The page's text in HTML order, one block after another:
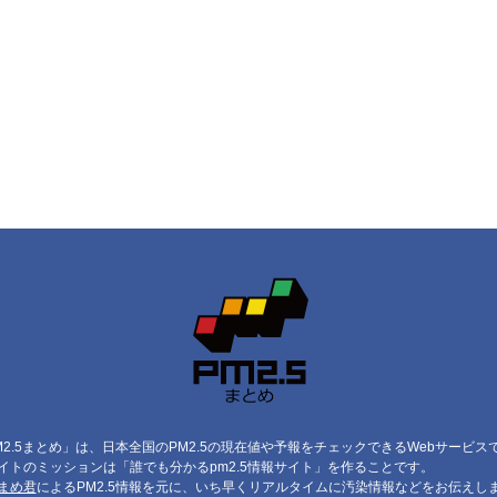
まとめ」は、日本全国のPM2.5の現在値や予報をチェックできるWebサービスで
トのミッションは「誰でも分かるpm2.5情報サイト」を作ることです。
め君によるPM2.5情報を元に、いち早くリアルタイムに汚染情報などをお伝えしま